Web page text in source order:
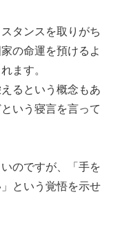
タンスを取りがち
の命運を預けるよ
ます。
るという概念もあ
いう寝言を言って
のですが、「手を
という覚悟を示せ